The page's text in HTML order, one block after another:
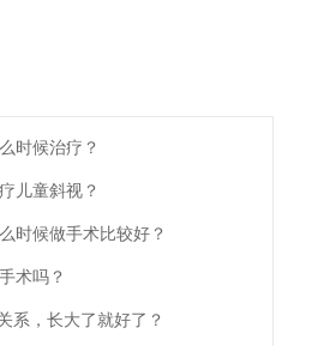
时候治疗？
儿童斜视？
时候做手术比较好？
术吗？
系，长大了就好了？